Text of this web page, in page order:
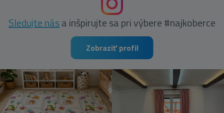
Sledujte nása inšpirujte sa pri výbere #najkoberce
Zobraziť profil